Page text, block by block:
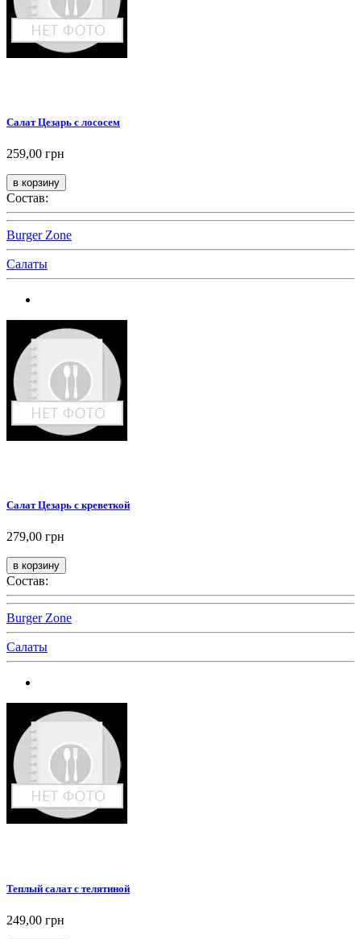
Салат Цезарь с лососем
259,00 грн
Состав:
Burger Zone
Салаты
Салат Цезарь с креветкой
279,00 грн
Состав:
Burger Zone
Салаты
Теплый салат с телятиной
249,00 грн